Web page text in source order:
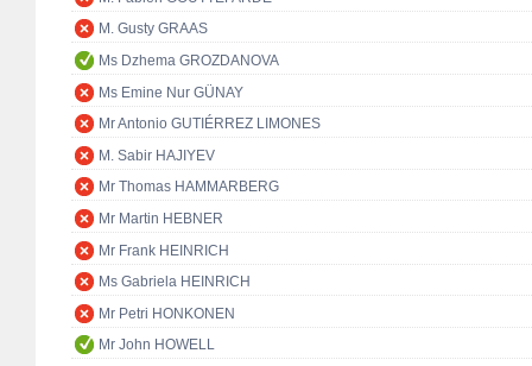
M. Gusty GRAAS
Ms Dzhema GROZDANOVA
Ms Emine Nur GÜNAY
Mr Antonio GUTIÉRREZ LIMONES
M. Sabir HAJIYEV
Mr Thomas HAMMARBERG
Mr Martin HEBNER
Mr Frank HEINRICH
Ms Gabriela HEINRICH
Mr Petri HONKONEN
Mr John HOWELL